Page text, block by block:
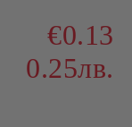
€0.13
0.25лв.